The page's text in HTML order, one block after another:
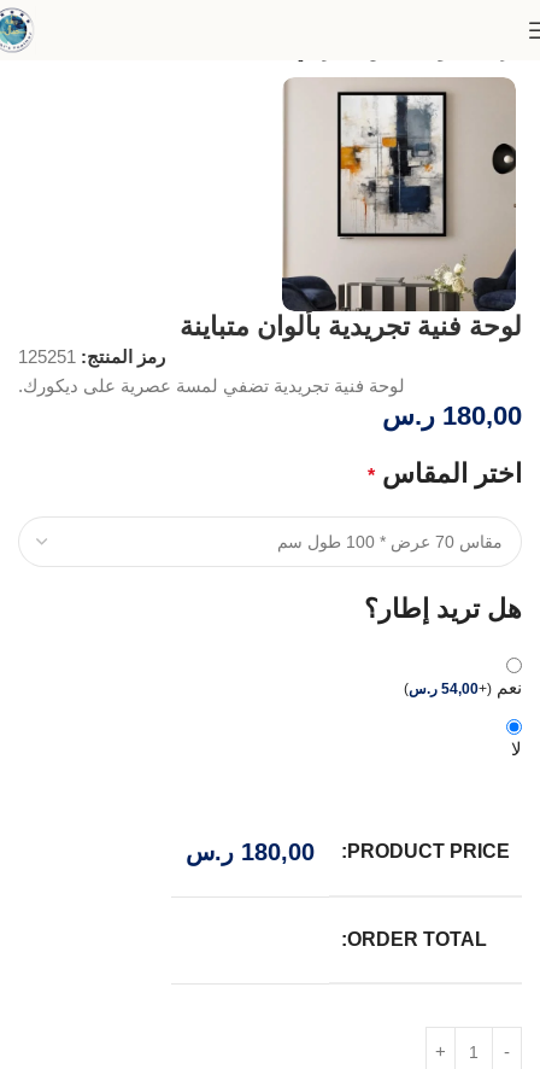
لوحة فنية تجريدية بألوان متباينة
رمز المنتج: 125251
لوحة فنية تجريدية تضفي لمسة عصرية على ديكورك.
180,00 ر.س
اختر المقاس *
هل تريد إطار؟
نعم (
+
54,00 ر.س)
لا
PRODUCT PRICE:
180,00 ر.س
ORDER TOTAL: